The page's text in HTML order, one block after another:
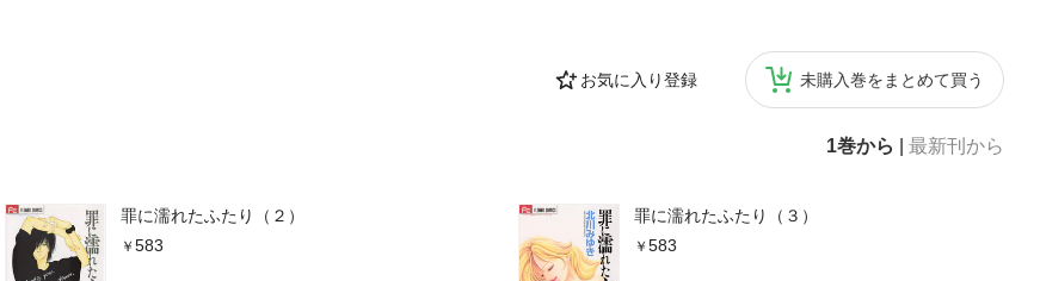
お気に入り登録 未購入巻をまとめて買う
1巻から 最新刊から
罪に濡れたふたり（２）
583
罪に濡れたふたり（３）
583